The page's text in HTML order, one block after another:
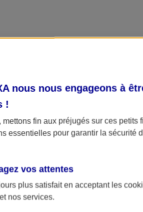
nous nous engageons à
!
mettons fin aux préjugés sur ces
essentielles pour garantir la sécurité
vos attentes
plus satisfait en acceptant les
nos services.